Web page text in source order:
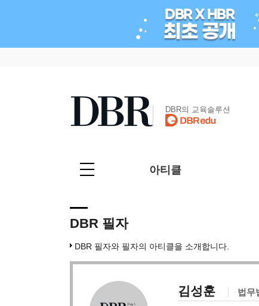
DBR의 교육솔루션
아티클
DBR 필자
DBR 필자와 필자의 아티클을 소개합니다.
김성훈 법무